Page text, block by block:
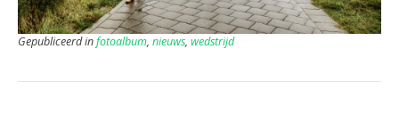
Gepubliceerd infotoalbum, nieuws, wedstrijd